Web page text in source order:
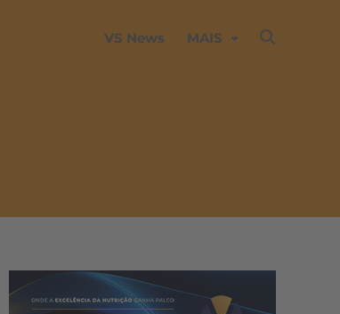
VS News MAIS